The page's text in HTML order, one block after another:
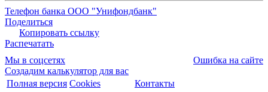
Телефон банка ООО "Унифондбанк"
Поделиться
Копировать ссылку
Распечатать
Мы в соцсетях
Ошибка на сайте
Создадим калькулятор для вас
Полная версия Cookies
Контакты